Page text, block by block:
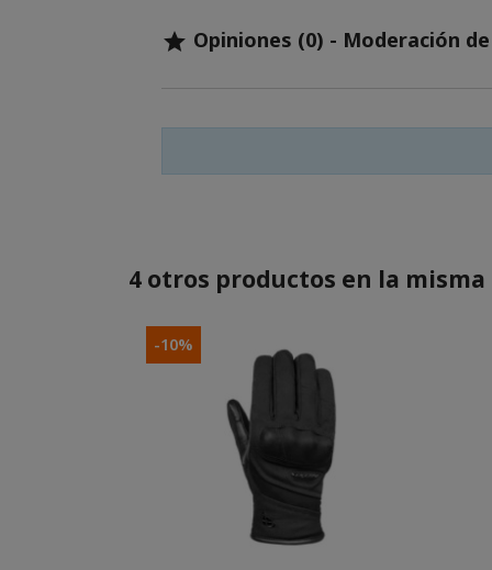
 Opiniones (0) - Moderación
4 otros productos en la
-10%